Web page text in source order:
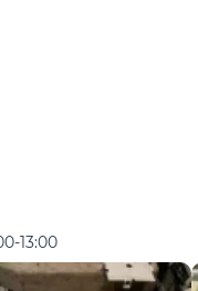
13:00